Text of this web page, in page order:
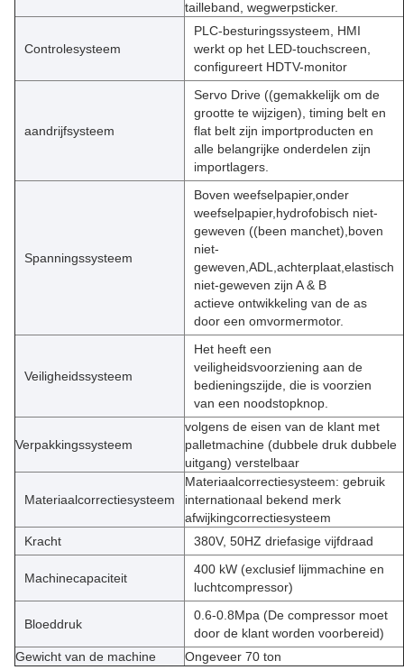
tailleband, wegwerpsticker.
Controlesysteem
PLC-besturingssysteem, HMI
werkt op het LED-touchscreen,
configureert HDTV-monitor
aandrijfsysteem
Servo Drive ((gemakkelijk om de
grootte te wijzigen), timing belt en
flat belt zijn importproducten en
alle belangrijke onderdelen zijn
importlagers.
Spanningssysteem
Boven weefselpapier,onder
weefselpapier,hydrofobisch niet-
geweven ((been manchet),boven
niet-
geweven,ADL,achterplaat,elastisch
niet-geweven zijn A & B
actieve ontwikkeling van de as
door een omvormermotor.
Veiligheidssysteem
Het heeft een
veiligheidsvoorziening aan de
bedieningszijde, die is voorzien
van een noodstopknop.
Verpakkingssysteem
volgens de eisen van de klant met
palletmachine (dubbele druk dubbele
uitgang) verstelbaar
Materiaalcorrectiesysteem
Materiaalcorrectiesysteem: gebruik
internationaal bekend merk
afwijkingcorrectiesysteem
Kracht
380V, 50HZ driefasige vijfdraad
Machinecapaciteit
400 kW (exclusief lijmmachine en
luchtcompressor)
Bloeddruk
0.6-0.8Mpa (De compressor moet
door de klant worden voorbereid)
Gewicht van de machine
Ongeveer 70 ton